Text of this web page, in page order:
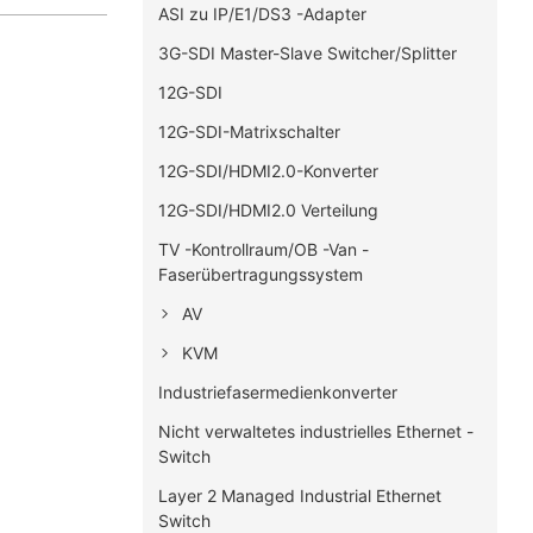
ASI zu IP/E1/DS3 -Adapter
3G-SDI Master-Slave Switcher/Splitter
12G-SDI
12G-SDI-Matrixschalter
12G-SDI/HDMI2.0-Konverter
12G-SDI/HDMI2.0 Verteilung
TV -Kontrollraum/OB -Van -
Faserübertragungssystem
AV
KVM
Industriefasermedienkonverter
Nicht verwaltetes industrielles Ethernet -
Switch
Layer 2 Managed Industrial Ethernet
Switch